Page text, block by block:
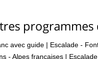
avec guide | Escalade -
- Alpes françaises |